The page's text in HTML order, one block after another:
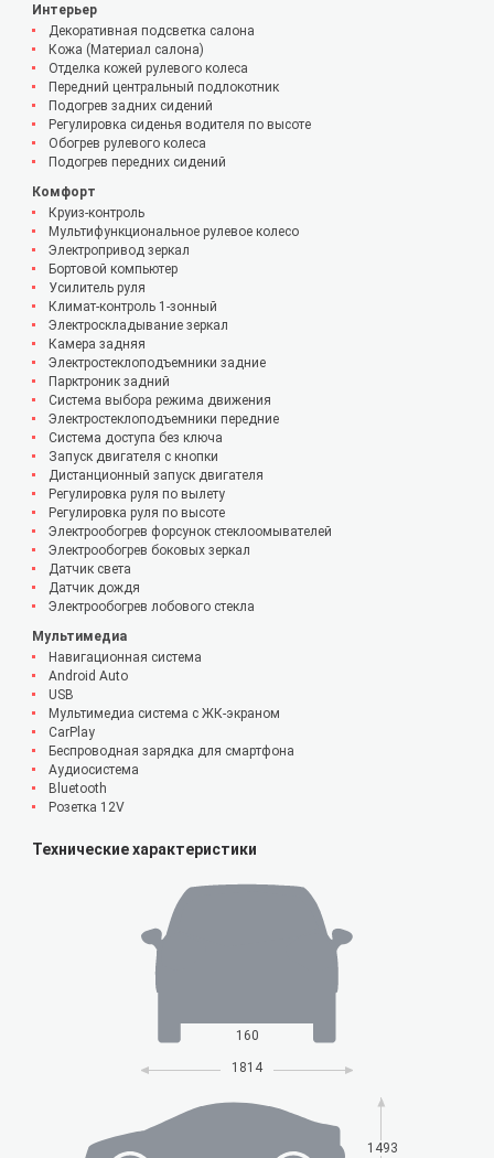
Интерьер
Декоративная подсветка салона
Кожа (Материал салона)
Отделка кожей рулевого колеса
Передний центральный подлокотник
Подогрев задних сидений
Регулировка сиденья водителя по высоте
Обогрев рулевого колеса
Подогрев передних сидений
Комфорт
Круиз-контроль
Мультифункциональное рулевое колесо
Электропривод зеркал
Бортовой компьютер
Усилитель руля
Климат-контроль 1-зонный
Электроскладывание зеркал
Камера задняя
Электростеклоподъемники задние
Парктроник задний
Система выбора режима движения
Электростеклоподъемники передние
Система доступа без ключа
Запуск двигателя с кнопки
Дистанционный запуск двигателя
Регулировка руля по вылету
Регулировка руля по высоте
Электрообогрев форсунок стеклоомывателей
Электрообогрев боковых зеркал
Датчик света
Датчик дождя
Электрообогрев лобового стекла
Мультимедиа
Навигационная система
Android Auto
USB
Мультимедиа система с ЖК-экраном
CarPlay
Беспроводная зарядка для смартфона
Аудиосистема
Bluetooth
Розетка 12V
Технические характеристики
160
1814
1493